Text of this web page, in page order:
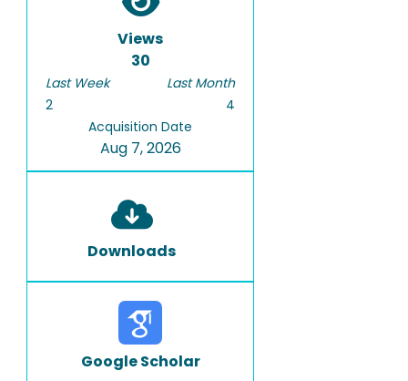
Views
30
Last Week
2
Last Month
4
Acquisition Date
Aug 7, 2026
Downloads
Google Scholar